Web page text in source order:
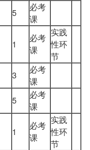
5
必考
课
1
必考
课
实践
性环
节
3
必考
课
5
必考
课
1
必考
课
实践
性环
节